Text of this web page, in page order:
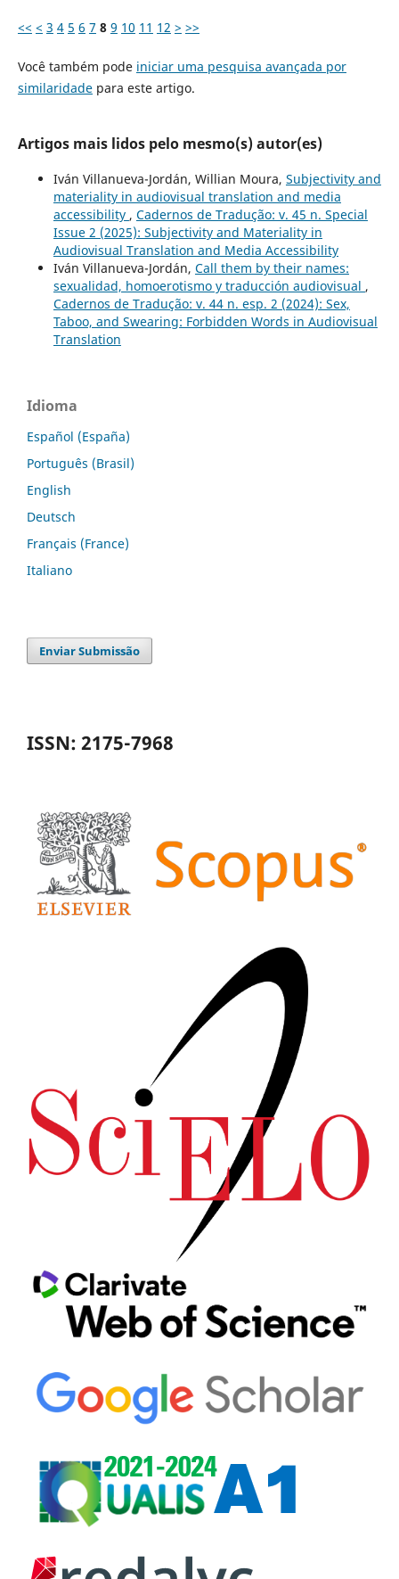
<< < 3 4 5 6 7 8 9 10 11 12 > >>
Você também pode iniciar uma pesquisa avançada por
similaridadepara este artigo.
Artigos mais lidos pelo mesmo(s) autor(es)
Iván Villanueva-Jordán, Willian Moura, Subjectivity and
materiality in audiovisual translation and media
accessibility , Cadernos de Tradução: v. 45 n. Special
Issue 2 (2025): Subjectivity and Materiality in
Audiovisual Translation and Media Accessibility
Iván Villanueva-Jordán, Call them by their names:
sexualidad, homoerotismo y traducción audiovisual ,
Cadernos de Tradução: v. 44 n. esp. 2 (2024): Sex,
Taboo, and Swearing: Forbidden Words in Audiovisual
Translation
Idioma
Español (España)
Português (Brasil)
English
Deutsch
Français (France)
Italiano
Enviar Submissão
ISSN: 2175-7968